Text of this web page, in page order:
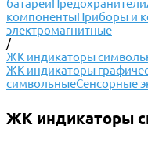
батареиПредохранители
компонентыПриборы и
электромагнитные
/
ЖК индикаторы
ЖК индикаторы
символьныеСенсорные
ЖК индикаторы